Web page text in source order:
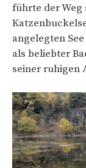
führte der
angelegten
als beliebter
seiner ruhigen